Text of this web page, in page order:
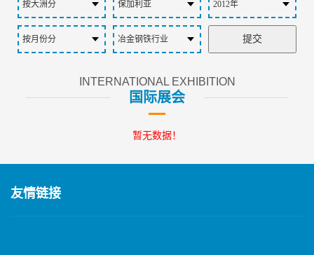
INTERNATIONAL EXHIBITION
国际展会
暂无数据！
友情链接